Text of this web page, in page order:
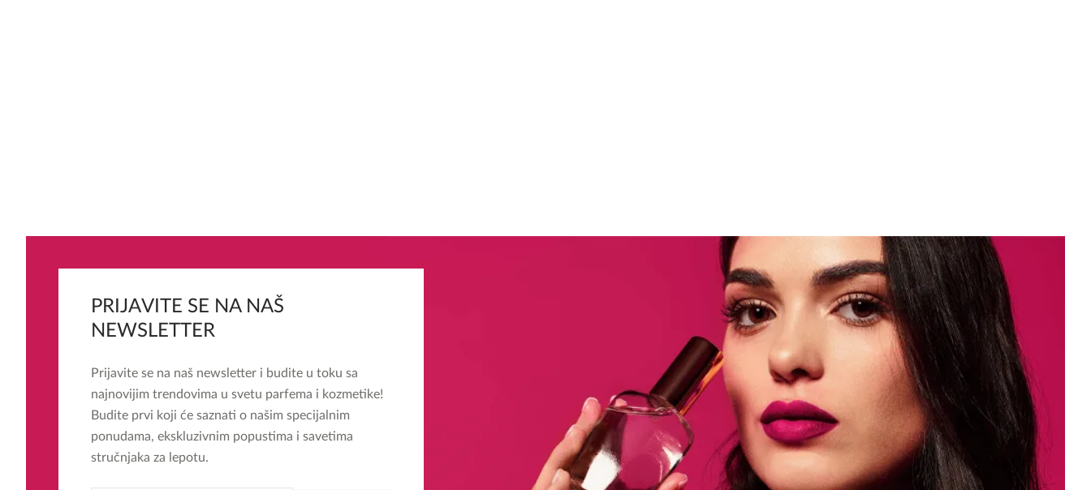
PRIJAVITE SE NA NAŠ
NEWSLETTER
Prijavite se na naš newsletter i budite u toku sa
najnovijim trendovima u svetu parfema i kozmetike!
Budite prvi koji će saznati o našim specijalnim
ponudama, ekskluzivnim popustima i savetima
stručnjaka za lepotu.